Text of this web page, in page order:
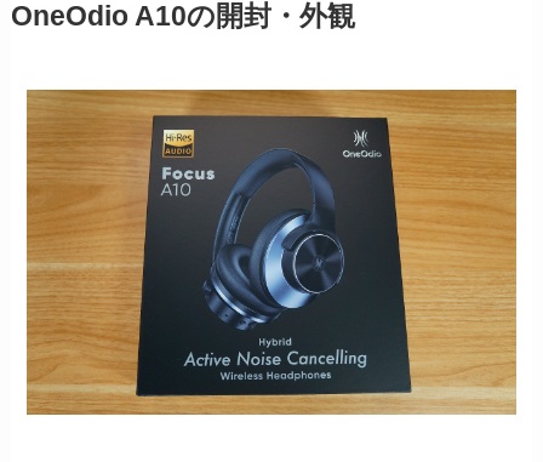
OneOdio A10の開封・外観